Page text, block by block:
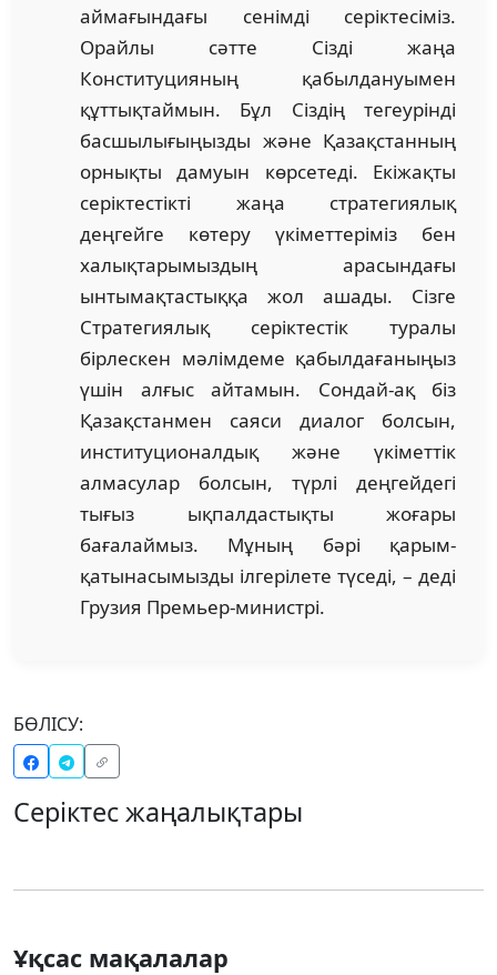
аймағындағы сенімді серіктесіміз.
Орайлы сәтте Сізді жаңа
Конституцияның қабылдануымен
құттықтаймын. Бұл Сіздің тегеурінді
басшылығыңызды және Қазақстанның
орнықты дамуын көрсетеді. Екіжақты
серіктестікті жаңа стратегиялық
деңгейге көтеру үкіметтеріміз бен
халықтарымыздың арасындағы
ынтымақтастыққа жол ашады. Сізге
Стратегиялық серіктестік туралы
бірлескен мәлімдеме қабылдағаныңыз
үшін алғыс айтамын. Сондай-ақ біз
Қазақстанмен саяси диалог болсын,
институционалдық және үкіметтік
алмасулар болсын, түрлі деңгейдегі
тығыз ықпалдастықты жоғары
бағалаймыз. Мұның бәрі қарым-
қатынасымызды ілгерілете түседі, – деді
Грузия Премьер-министрі.
БӨЛІСУ:
Серіктес жаңалықтары
Ұқсас мақалалар